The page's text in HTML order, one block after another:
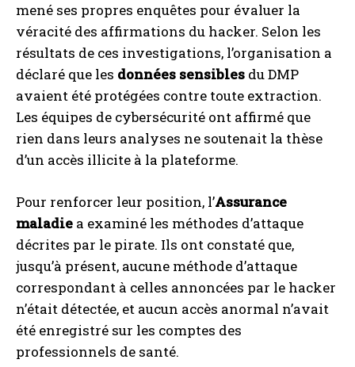
mené ses propres enquêtes pour évaluer la
véracité des affirmations du hacker. Selon les
résultats de ces investigations, l’organisation a
déclaré que les données sensibles du DMP
avaient été protégées contre toute extraction.
Les équipes de cybersécurité ont affirmé que
rien dans leurs analyses ne soutenait la thèse
d’un accès illicite à la plateforme.
Pour renforcer leur position, l’Assurance
maladie a examiné les méthodes d’attaque
décrites par le pirate. Ils ont constaté que,
jusqu’à présent, aucune méthode d’attaque
correspondant à celles annoncées par le hacker
n’était détectée, et aucun accès anormal n’avait
été enregistré sur les comptes des
professionnels de santé.